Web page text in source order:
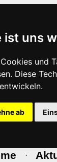
ist uns
und
Diese
ab
·